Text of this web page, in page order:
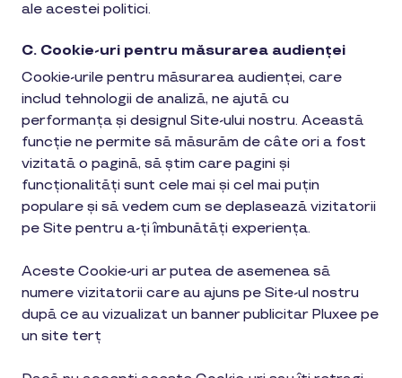
ale acestei politici.
C. Cookie-uri pentru măsurarea audienței
Cookie-urile pentru măsurarea audienței, care
includ tehnologii de analiză, ne ajută cu
performanța și designul Site-ului nostru. Această
funcție ne permite să măsurăm de câte ori a fost
vizitată o pagină, să știm care pagini și
funcționalități sunt cele mai și cel mai puțin
populare și să vedem cum se deplasează vizitatorii
pe Site pentru a-ți îmbunătăți experiența.
Aceste Cookie-uri ar putea de asemenea să
numere vizitatorii care au ajuns pe Site-ul nostru
după ce au vizualizat un banner publicitar Pluxee pe
un site terț